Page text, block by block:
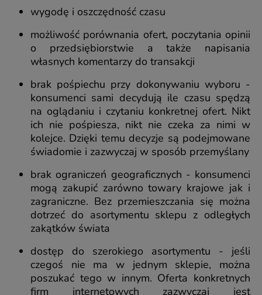
wygodę i oszczędność czasu
możliwość porównania ofert, poczytania opinii
o przedsiębiorstwie a także napisania
własnych komentarzy do transakcji
brak pośpiechu przy dokonywaniu wyboru -
konsumenci sami decydują ile czasu spędzą
na oglądaniu i czytaniu konkretnej ofert. Nikt
ich nie pośpiesza, nikt nie czeka za nimi w
kolejce. Dzięki temu decyzje są podejmowane
świadomie i zazwyczaj w sposób przemyślany
brak ograniczeń geograficznych - konsumenci
mogą zakupić zarówno towary krajowe jak i
zagraniczne. Bez przemieszczania się można
dotrzeć do asortymentu sklepu z odległych
zakątków świata
dostęp do szerokiego asortymentu - jeśli
czegoś nie ma w jednym sklepie, można
poszukać tego w innym. Oferta konkretnych
firm internetowych zazwyczaj jest